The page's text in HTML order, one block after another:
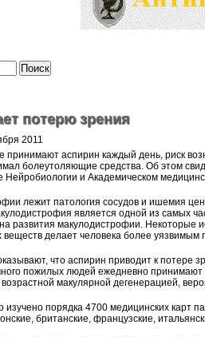
потерю зрения
2011
аспирин каждый день, риск
болеутоляющие средства. Об этом
Нейробиологии и Академическом
лежит патология сосудов и ишемия
является одной из самых
развития макулодистрофии. Некоторые
делает человека более уязвимым
что аспирин приводит к потере
пожилых людей ежедневно
макулярной дегенерацией,
изучено порядка 4700 медицинских карт
британские, французские,